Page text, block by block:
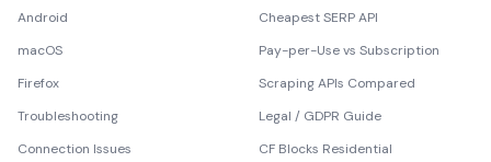
Android
macOS
Firefox
Troubleshooting
Connection Issues
Cheapest SERP API
Pay-per-Use vs Subscription
Scraping APIs Compared
Legal / GDPR Guide
CF Blocks Residential